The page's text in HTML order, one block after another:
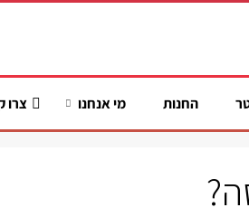
החנות מי אנחנו צרו